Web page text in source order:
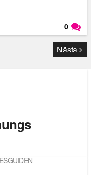
0
Läs kommentarer (0)
Nästa